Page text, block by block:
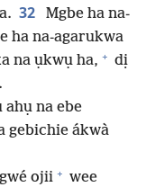
32
Mgbe ha na-
ha na-agarukwa
na ụkwụ ha, + dị
ahụ na ebe
gebichie ákwà
ojii + wee